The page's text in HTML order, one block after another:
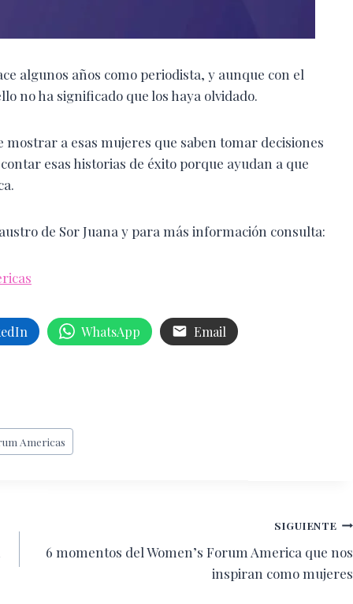
algunos años como periodista, y aunque con el
no ha significado que los haya olvidado.
a esas mujeres que saben tomar decisiones
esas historias de éxito porque ayudan a que
de Sor Juana y para más información consulta:
WhatsApp Email
Americas
SIGUIENTE
6 momentos del Women’s Forum America que nos
inspiran como mujeres